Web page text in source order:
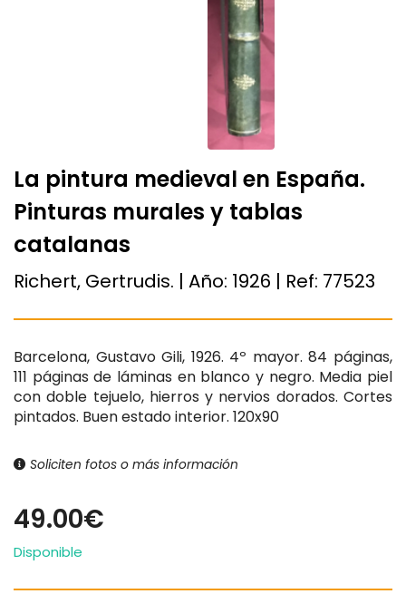
La pintura medieval en España.
Pinturas murales y tablas
catalanas
Richert, Gertrudis. | Año: 1926 | Ref: 77523
Barcelona, Gustavo Gili, 1926. 4º mayor. 84 páginas,
111 páginas de láminas en blanco y negro. Media piel
con doble tejuelo, hierros y nervios dorados. Cortes
pintados. Buen estado interior. 120x90
Soliciten fotos o más información
49.00€
Disponible